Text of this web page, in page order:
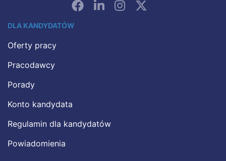
DLA KANDYDATÓW
Oferty pracy
Pracodawcy
Porady
Konto kandydata
Regulamin dla kandydatów
Powiadomienia